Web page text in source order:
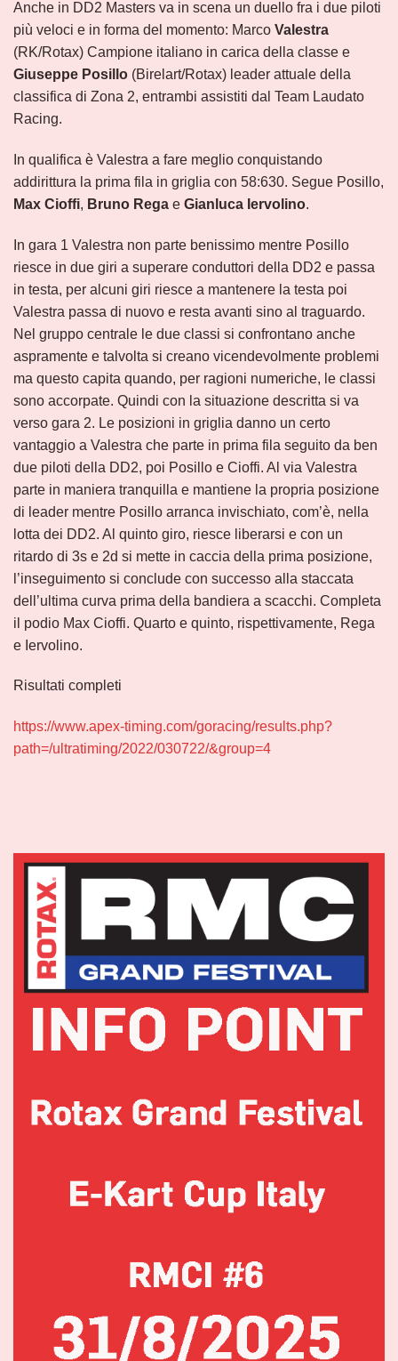
Anche in DD2 Masters va in scena un duello fra i due piloti
più veloci e in forma del momento: Marco Valestra
(RK/Rotax) Campione italiano in carica della classe e
Giuseppe Posillo (Birelart/Rotax) leader attuale della
classifica di Zona 2, entrambi assistiti dal Team Laudato
Racing.
In qualifica è Valestra a fare meglio conquistando
addirittura la prima fila in griglia con 58:630. Segue Posillo,
Max Cioffi, Bruno Rega e Gianluca Iervolino.
In gara 1 Valestra non parte benissimo mentre Posillo
riesce in due giri a superare conduttori della DD2 e passa
in testa, per alcuni giri riesce a mantenere la testa poi
Valestra passa di nuovo e resta avanti sino al traguardo.
Nel gruppo centrale le due classi si confrontano anche
aspramente e talvolta si creano vicendevolmente problemi
ma questo capita quando, per ragioni numeriche, le classi
sono accorpate. Quindi con la situazione descritta si va
verso gara 2. Le posizioni in griglia danno un certo
vantaggio a Valestra che parte in prima fila seguito da ben
due piloti della DD2, poi Posillo e Cioffi. Al via Valestra
parte in maniera tranquilla e mantiene la propria posizione
di leader mentre Posillo arranca invischiato, com’è, nella
lotta dei DD2. Al quinto giro, riesce liberarsi e con un
ritardo di 3s e 2d si mette in caccia della prima posizione,
l’inseguimento si conclude con successo alla staccata
dell’ultima curva prima della bandiera a scacchi. Completa
il podio Max Cioffi. Quarto e quinto, rispettivamente, Rega
e Iervolino.
Risultati completi
https://www.apex-timing.com/goracing/results.php?
path=/ultratiming/2022/030722/&group=4